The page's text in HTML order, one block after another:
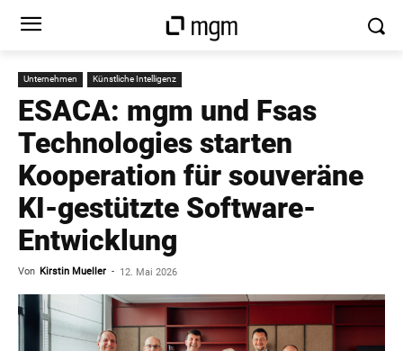
Unternehmen Künstliche Intelligenz
ESACA: mgm und Fsas
Technologies starten
Kooperation für souveräne
KI-gestützte Software-
Entwicklung
Von Kirstin Mueller - 12. Mai 2026